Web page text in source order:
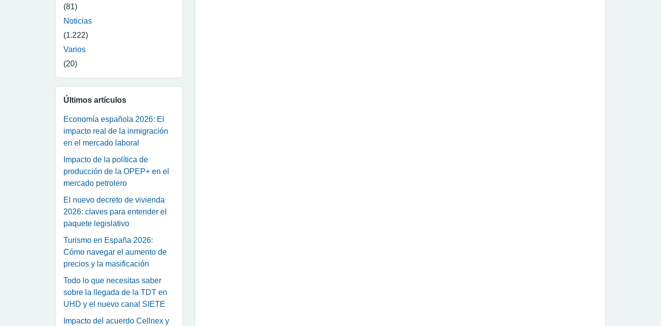
(81)
Noticias
(1.222)
Varios
(20)
Últimos artículos
Economía española 2026: El
impacto real de la inmigración
en el mercado laboral
Impacto de la política de
producción de la OPEP+ en el
mercado petrolero
El nuevo decreto de vivienda
2026: claves para entender el
paquete legislativo
Turismo en España 2026:
Cómo navegar el aumento de
precios y la masificación
Todo lo que necesitas saber
sobre la llegada de la TDT en
UHD y el nuevo canal SIETE
Impacto del acuerdo Cellnex y